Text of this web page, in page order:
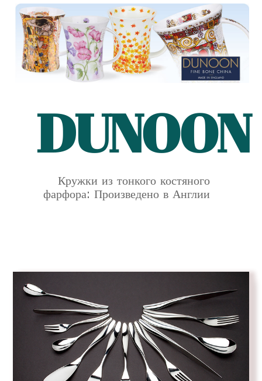
DUNOON
Кружки из тонкого костяного
фарфора: Произведено в Англии